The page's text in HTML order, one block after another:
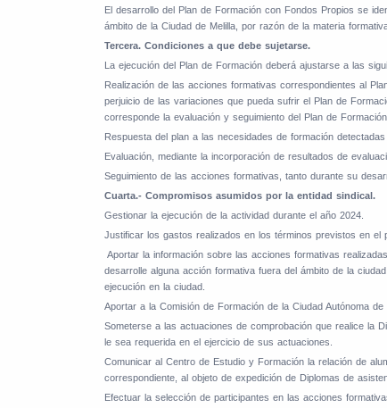
El desarrollo del Plan de Formación con Fondos Propios se
ámbito de la Ciudad de Melilla, por razón de la materia
Tercera. Condiciones a que debe sujetarse.
La ejecución del Plan de Formación deberá ajustarse a las
Realización de las acciones formativas correspondientes al
perjuicio de las variaciones que pueda sufrir el Plan de
corresponde la evaluación y seguimiento del Plan de
Respuesta del plan a las necesidades de formación
Evaluación, mediante la incorporación de resultados de
Seguimiento de las acciones formativas, tanto durante su
Cuarta.- Compromisos asumidos por la entidad sindical.
Gestionar la ejecución de la actividad durante el año 2024.
Justificar los gastos realizados en los términos previstos en el
Aportar la información sobre las acciones formativas
desarrolle alguna acción formativa fuera del ámbito de la
ejecución en la ciudad.
Aportar a la Comisión de Formación de la Ciudad Autónoma
Someterse a las actuaciones de comprobación que realice la
le sea requerida en el ejercicio de sus actuaciones.
Comunicar al Centro de Estudio y Formación la relación de
correspondiente, al objeto de expedición de Diplomas de
Efectuar la selección de participantes en las acciones